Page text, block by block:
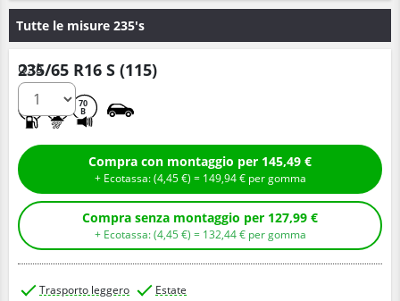
Tutte le misure 235's
235/65 R16 S (115)
70
B
Q.tà
Compra con montaggio per 145,49 €
+ Ecotassa: (4,45€ ) = 149,94€ per gomma
Compra senza montaggio per 127,99 €
+ Ecotassa: (4,45€ ) = 132,44€ per gomma
Trasporto leggero Estate